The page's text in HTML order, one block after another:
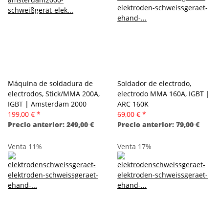
Máquina de soldadura de
electrodos, Stick/MMA 200A,
IGBT | Amsterdam 2000
199,00 € *
Precio anterior: 249,00 €
Soldador de electrodo,
electrodo MMA 160A, IGBT |
ARC 160K
69,00 € *
Precio anterior: 79,00 €
Venta 11% Venta 17%